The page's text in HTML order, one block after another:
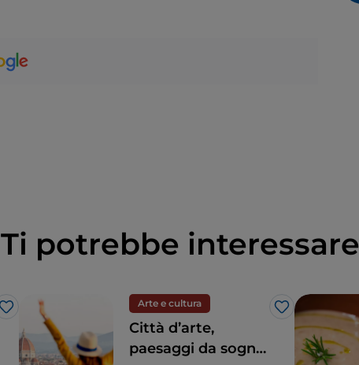
Ti potrebbe interessare
Like
Arte e cultura
Like
Città d’arte,
paesaggi da sogno